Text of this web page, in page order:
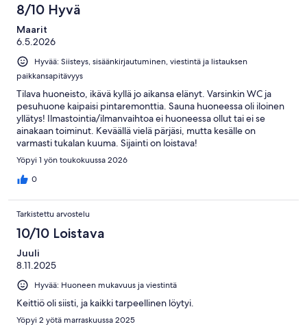
8/10 Hyvä
Maarit
6.5.2026
Hyvää: Siisteys, sisäänkirjautuminen, viestintä ja listauksen
paikkansapitävyys
Tilava huoneisto, ikävä kyllä jo aikansa elänyt. Varsinkin WC ja
pesuhuone kaipaisi pintaremonttia. Sauna huoneessa oli iloinen
yllätys! Ilmastointia/ilmanvaihtoa ei huoneessa ollut tai ei se
ainakaan toiminut. Keväällä vielä pärjäsi, mutta kesälle on
varmasti tukalan kuuma. Sijainti on loistava!
Yöpyi 1 yön toukokuussa 2026
0
Tarkistettu arvostelu
10/10 Loistava
Juuli
8.11.2025
Hyvää: Huoneen mukavuus ja viestintä
Keittiö oli siisti, ja kaikki tarpeellinen löytyi.
Yöpyi 2 yötä marraskuussa 2025